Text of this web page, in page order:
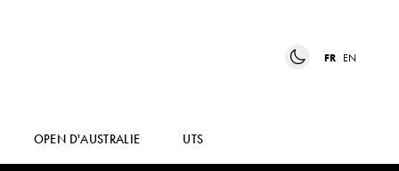
FR EN
OPEN D'AUSTRALIE UTS